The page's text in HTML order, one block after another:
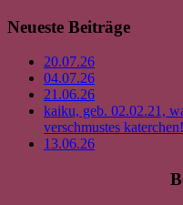
Neueste Beiträge
20.07.26
04.07.26
21.06.26
kaiku, geb. 02.02.21,
verschmustes katerchen!
13.06.26